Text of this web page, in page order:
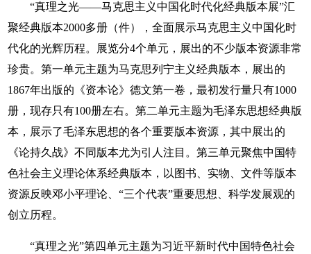
“真理之光——马克思主义中国化时代化经典版本展”汇
聚经典版本2000多册（件），全面展示马克思主义中国化时
代化的光辉历程。展览分4个单元，展出的不少版本资源非常
珍贵。第一单元主题为马克思列宁主义经典版本，展出的
1867年出版的《资本论》德文第一卷，最初发行量只有1000
册，现存只有100册左右。第二单元主题为毛泽东思想经典版
本，展示了毛泽东思想的各个重要版本资源，其中展出的
《论持久战》不同版本尤为引人注目。第三单元聚焦中国特
色社会主义理论体系经典版本，以图书、实物、文件等版本
资源反映邓小平理论、“三个代表”重要思想、科学发展观的
创立历程。
“真理之光”第四单元主题为习近平新时代中国特色社会